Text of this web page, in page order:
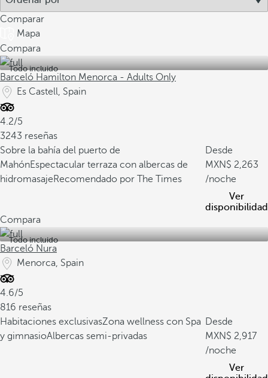
Comparar
Mapa
Compara
Todo incluido
Barceló Hamilton Menorca - Adults Only
Es Castell, Spain
4.2/5
3243 reseñas
Sobre la bahía del puerto de
MahónEspectacular terraza con albercas de
hidromasajeRecomendado por The Times
Desde
2,263
/noche
Ver
disponibilidad
Compara
Todo incluido
Barceló Nura
Menorca, Spain
4.6/5
816 reseñas
Habitaciones exclusivasZona wellness con Spa
y gimnasioAlbercas semi-privadas
Desde
2,917
/noche
Ver